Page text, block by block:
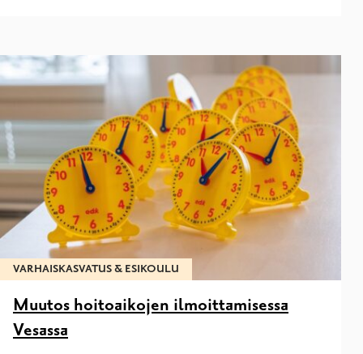
VARHAISKASVATUS & ESIKOULU
Muutos hoitoaikojen ilmoittamisessa
Vesassa